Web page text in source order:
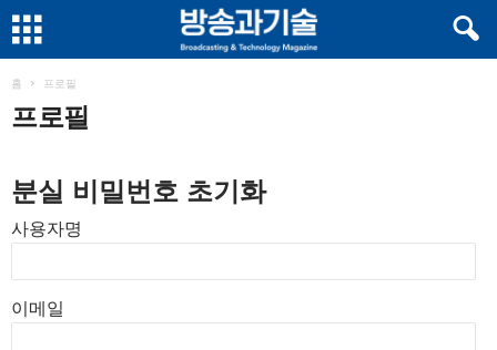
홈 프로필
프로필
분실 비밀번호 초기화
사용자명
이메일